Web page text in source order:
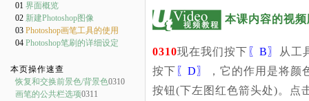
01 界面概览
02 新建Photoshop图像
03 Photoshop画笔工具的使用
04 Photoshop笔刷的详细设定
本页操作速查
恢复和交换前景色/背景色0310
画笔的公共栏选项0311
本课内容的视
0310现在我们按下 〖B〗
从工
按下 〖D〗
，它的作用是将
按钮(下左图红色箭头处)。点